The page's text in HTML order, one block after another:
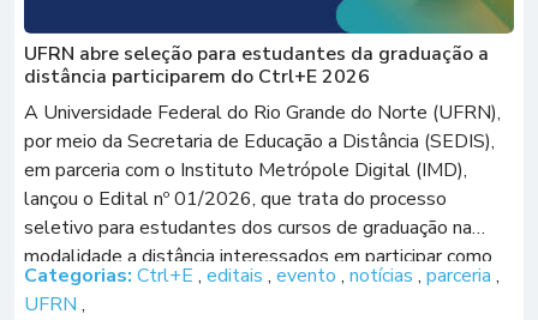
UFRN abre seleção para estudantes da graduação a
distância participarem do Ctrl+E 2026
A Universidade Federal do Rio Grande do Norte (UFRN),
por meio da Secretaria de Educação a Distância (SEDIS),
em parceria com o Instituto Metrópole Digital (IMD),
lançou o Edital nº 01/2026, que trata do processo
seletivo para estudantes dos cursos de graduação na
modalidade a distância interessados em participar como
congressistas do X Congresso sobre […]
Categorias: Ctrl+E , editais , evento , notícias , parceria ,
UFRN ,